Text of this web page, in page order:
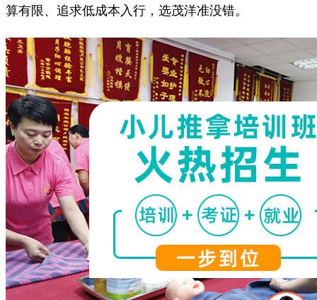
算有限、追求低成本入行，选茂洋准没错。